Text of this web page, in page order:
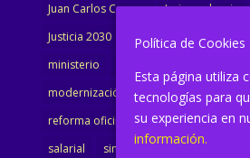
Juan Carlos Campo
Jurisprudencia
Justicia 2030
LAJ letrados
ministerio
modernización
noticias Portavoz
reforma oficina
renovación
salarial
sindicalismo sindicato
Política de Cookies
Esta página utiliza
tecnologías para
su experiencia en
información.